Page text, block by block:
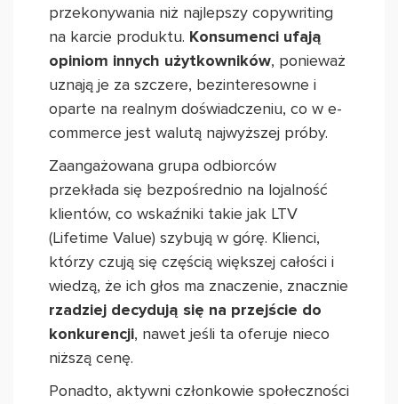
przekonywania niż najlepszy copywriting
na karcie produktu. Konsumenci ufają
opiniom innych użytkowników, ponieważ
uznają je za szczere, bezinteresowne i
oparte na realnym doświadczeniu, co w e-
commerce jest walutą najwyższej próby.
Zaangażowana grupa odbiorców
przekłada się bezpośrednio na lojalność
klientów, co wskaźniki takie jak LTV
(Lifetime Value) szybują w górę. Klienci,
którzy czują się częścią większej całości i
wiedzą, że ich głos ma znaczenie, znacznie
rzadziej decydują się na przejście do
konkurencji, nawet jeśli ta oferuje nieco
niższą cenę.
Ponadto, aktywni członkowie społeczności